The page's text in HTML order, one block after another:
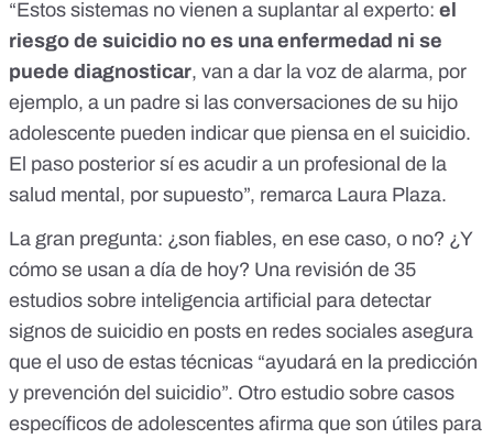
“Estos sistemas no vienen a suplantar al experto: el
riesgo de suicidio no es una enfermedad ni se
puede diagnosticar, van a dar la voz de alarma, por
ejemplo, a un padre si las conversaciones de su hijo
adolescente pueden indicar que piensa en el suicidio.
El paso posterior sí es acudir a un profesional de la
salud mental, por supuesto”, remarca Laura Plaza.
La gran pregunta: ¿son fiables, en ese caso, o no? ¿Y
cómo se usan a día de hoy? Una revisión de 35
estudios sobre inteligencia artificial para detectar
signos de suicidio en posts en redes sociales asegura
que el uso de estas técnicas “ayudará en la predicción
y prevención del suicidio”. Otro estudio sobre casos
específicos de adolescentes afirma que son útiles para